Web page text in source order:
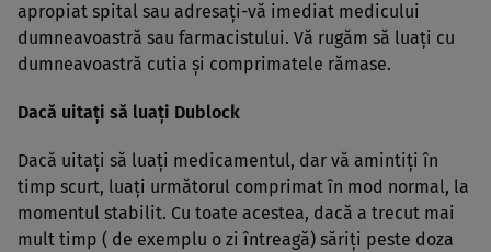
apropiat spital sau adresaţi-vă imediat medicului
dumneavoastră sau farmacistului. Vă rugăm să luaţi cu
dumneavoastră cutia şi comprimatele rămase.
Dacă uitaţi să luaţi Dublock
Dacă uitaţi să luaţi medicamentul, dar vă amintiţi în
timp scurt, luaţi următorul comprimat în mod normal, la
momentul stabilit. Cu toate acestea, dacă a trecut mai
mult timp ( de exemplu o zi întreagă) săriţi peste doza